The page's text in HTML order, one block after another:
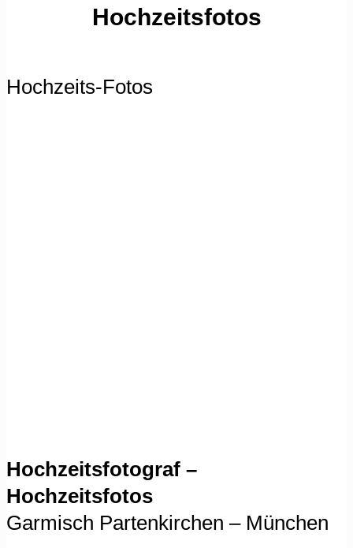
Hochzeitsfotos
Hochzeits-Fotos
Hochzeitsfotograf –
Hochzeitsfotos
Garmisch Partenkirchen – München